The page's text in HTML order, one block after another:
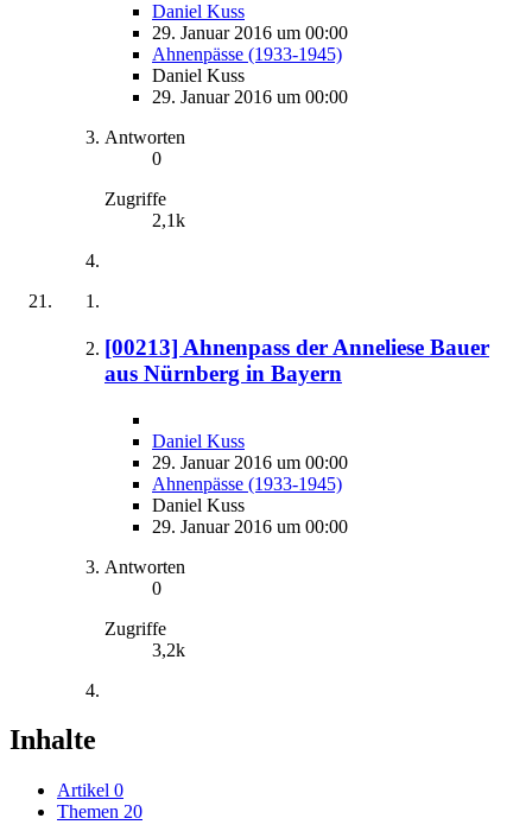
Daniel Kuss
29. Januar 2016 um 00:00
Ahnenpässe (1933-1945)
Daniel Kuss
29. Januar 2016 um 00:00
Antworten
0
Zugriffe
2,1k
[00213] Ahnenpass der Anneliese Bauer
aus Nürnberg in Bayern
Daniel Kuss
29. Januar 2016 um 00:00
Ahnenpässe (1933-1945)
Daniel Kuss
29. Januar 2016 um 00:00
Antworten
0
Zugriffe
3,2k
Inhalte
Artikel 0
Themen 20